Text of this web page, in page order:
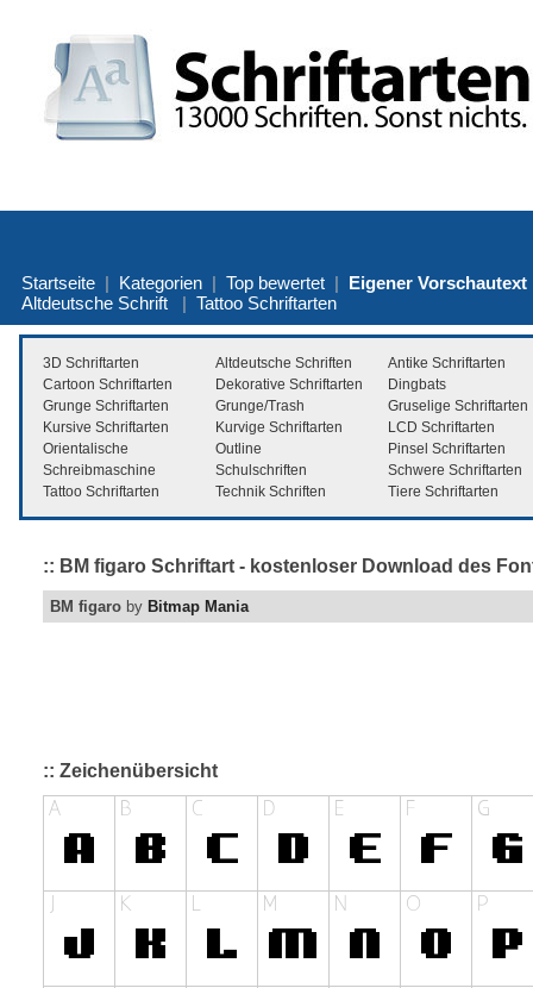
Startseite | Kategorien | Top bewertet | Eigener Vorschautext
Altdeutsche Schrift | Tattoo Schriftarten
3D Schriftarten Altdeutsche Schriften
Antike Schriftarten
Cartoon Schriftarten
Dekorative Schriftarten
Dingbats
Grunge Schriftarten
Grunge/Trash
Gruselige Schriftarten
Kursive Schriftarten
Kurvige Schriftarten
LCD Schriftarten
Orientalische
Outline
Pinsel Schriftarten
Schreibmaschine
Schulschriften
Schwere Schriftarten
Tattoo Schriftarten
Technik Schriften Tiere Schriftarten
:: BM figaro Schriftart - kostenloser Download des
BM figaro by Bitmap Mania
:: Zeichenübersicht